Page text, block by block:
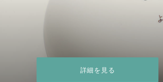
詳細を見る